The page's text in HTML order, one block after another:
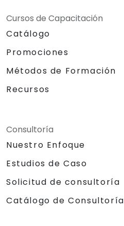
Cursos de Capacitación
Catálogo
Promociones
Métodos de Formación
Recursos
Consultoría
Nuestro Enfoque
Estudios de Caso
Solicitud de consultoría
Catálogo de Consultoría